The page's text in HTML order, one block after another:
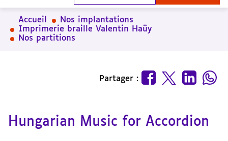
Accueil
Nos implantations
Imprimerie braille Valentin Haüy
Nos partitions
Partager :
Hungarian Music for Accordion